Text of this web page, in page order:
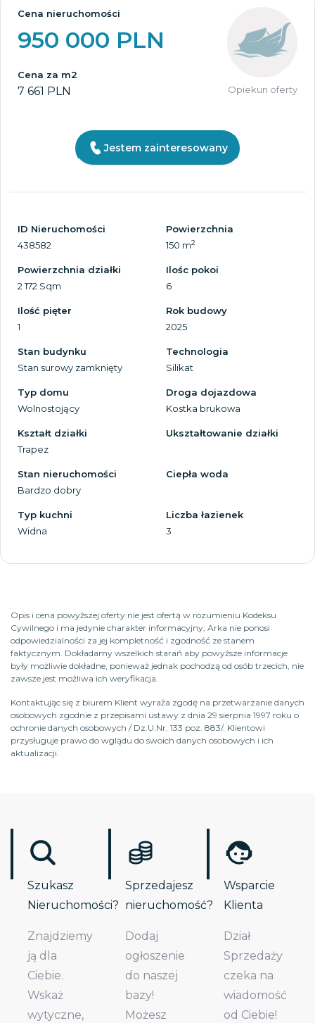
Cena nieruchomości
950 000 PLN
Cena za m2
7 661 PLN Opiekun oferty
Jestem zainteresowany
ID Nieruchomości
438582
Powierzchnia
150 m2
Powierzchnia działki
2 172 Sqm
Ilośc pokoi
6
Ilość pięter
1
Rok budowy
2025
Stan budynku
Stan surowy zamknięty
Technologia
Silikat
Typ domu
Wolnostojący
Droga dojazdowa
Kostka brukowa
Kształt działki
Trapez
Ukształtowanie działki
Stan nieruchomości
Bardzo dobry
Ciepła woda
Typ kuchni
Widna
Liczba łazienek
3
Opis i cena powyższej oferty nie jest ofertą w rozumieniu Kodeksu
Cywilnego i ma jedynie charakter informacyjny, Arka nie ponosi
odpowiedzialności za jej kompletność i zgodność ze stanem
faktycznym. Dokładamy wszelkich starań aby powyższe informacje
były możliwie dokładne, ponieważ jednak pochodzą od osób trzecich, nie
zawsze jest możliwa ich weryfikacja.
Kontaktując się z biurem Klient wyraża zgodę na przetwarzanie danych
osobowych zgodnie z przepisami ustawy z dnia 29 sierpnia 1997 roku o
ochronie danych osobowych / Dz.U.Nr. 133 poz. 883/. Klientowi
przysługuje prawo do wglądu do swoich danych osobowych i ich
aktualizacji.
Szukasz
Nieruchomości?
Znajdziemy
ją dla
Ciebie.
Wskaż
wytyczne,
Sprzedajesz
nieruchomość?
Dodaj
ogłoszenie
do naszej
bazy!
Możesz
Wsparcie
Klienta
Dział
Sprzedaży
czeka na
wiadomość
od Ciebie!